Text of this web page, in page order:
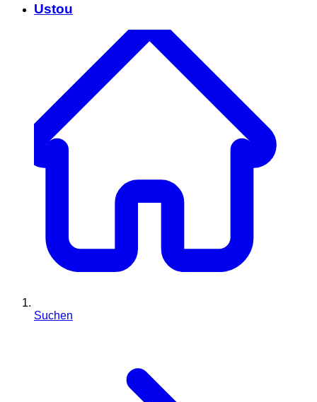
Ustou
Suchen